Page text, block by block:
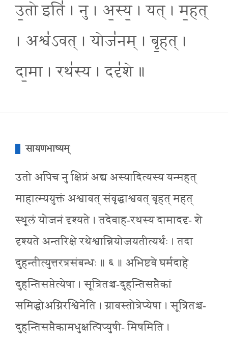
उ॒तो इति॑ । नु । अ॒स्य॒ । यत् । म॒हत्
। अश्व॑ऽवत् । योज॑नम् । बृ॒हत् ।
दा॒मा । रथ॑स्य । ददृ॑शे ॥
सायणभाष्यम्
उतो अपिच नु क्षिप्रं अद्य अस्यादित्यस्य यन्महत्
माहात्म्ययुक्तं अश्वावत् संवृद्धाश्ववत् बृहत् महत्
स्थूलं योजनं दृश्यते । तदेवाह-रथस्य दामाददृ- शे
दृश्यते अन्तरिक्षे रथेश्वान्नियोजयतीत्यर्थः । तदा
दुहन्तीत्युत्तरत्रसंबन्धः ॥ ६ ॥ अभिष्टवे घर्मदाहे
दुहन्तिसप्तेत्येषा । सूत्रितञ्च-दुहन्तिसप्तैकां
समिद्धोअग्निरश्विनेति । ग्रावस्तोत्रेप्येषा । सूत्रितञ्च-
दुहन्तिसप्तैकामधुक्षत्पिप्युषी- मिषमिति ।